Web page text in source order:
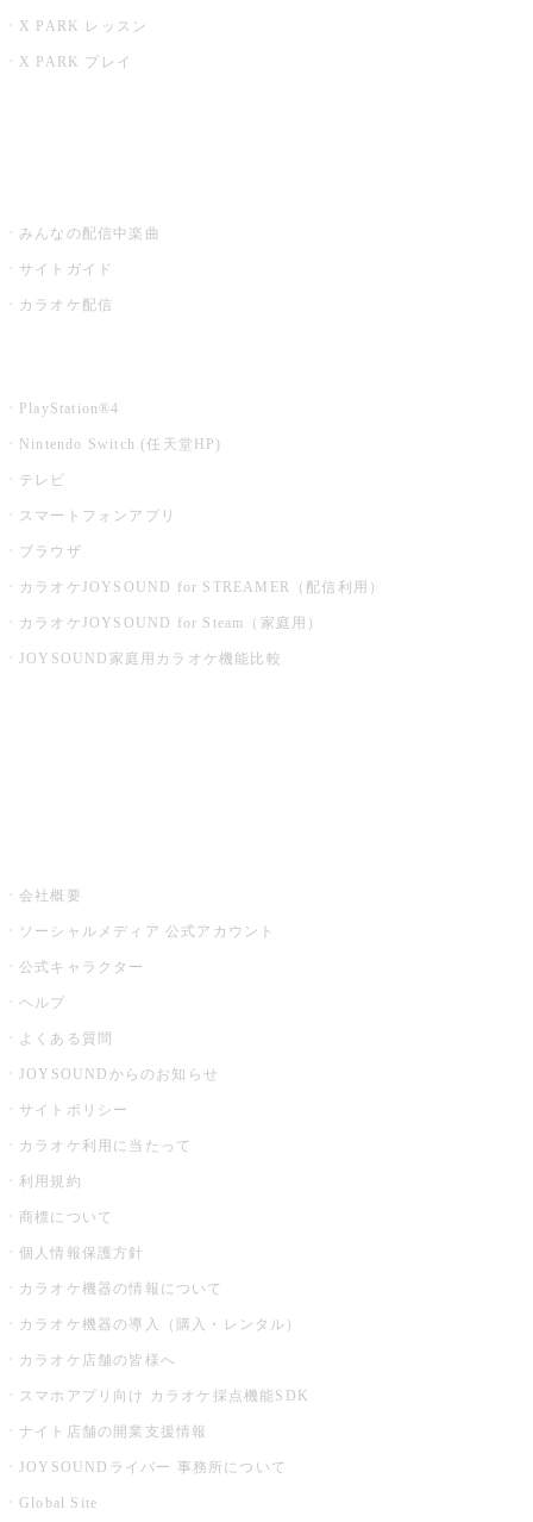
X PARK レッスン
X PARK プレイ
みんなの配信中楽曲
サイトガイド
カラオケ配信
PlayStation®4
Nintendo Switch (任天堂HP)
テレビ
スマートフォンアプリ
ブラウザ
カラオケJOYSOUND for STREAMER（配信利用）
カラオケJOYSOUND for Steam（家庭用）
JOYSOUND家庭用カラオケ機能比較
会社概要
ソーシャルメディア 公式アカウント
公式キャラクター
ヘルプ
よくある質問
JOYSOUNDからのお知らせ
サイトポリシー
カラオケ利用に当たって
利用規約
商標について
個人情報保護方針
カラオケ機器の情報について
カラオケ機器の導入（購入・レンタル）
カラオケ店舗の皆様へ
スマホアプリ向け カラオケ採点機能SDK
ナイト店舗の開業支援情報
JOYSOUNDライバー 事務所について
Global Site